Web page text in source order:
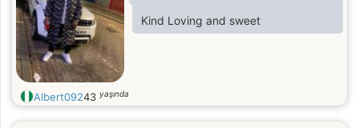
Kind Loving and sweet
Albert09243 yaşında